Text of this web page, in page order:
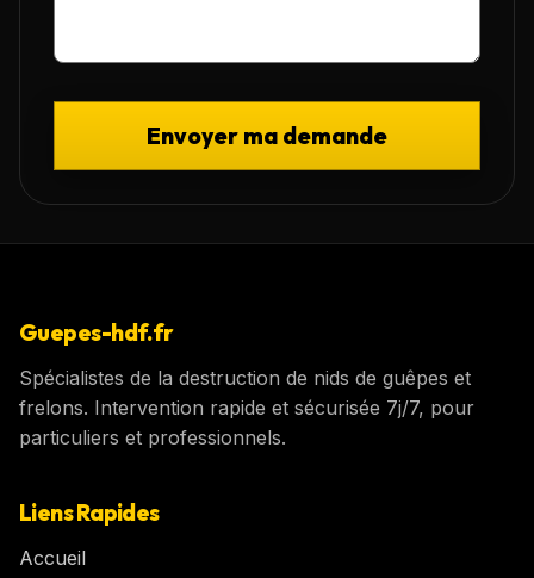
Envoyer ma demande
Guepes-hdf.fr
Spécialistes de la destruction de nids de guêpes et
frelons. Intervention rapide et sécurisée 7j/7, pour
particuliers et professionnels.
Liens Rapides
Accueil